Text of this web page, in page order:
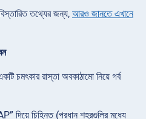
তথ্যের জন্য, আরও জানতে এখানে
চমৎকার রাস্তা অবকাঠামো নিয়ে গর্ব
দিয়ে চিহ্নিত (প্রধান শহরগুলির মধ্যে